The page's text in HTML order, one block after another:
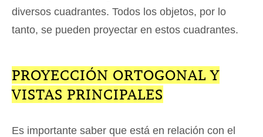
diversos cuadrantes. Todos los objetos, por lo
tanto, se pueden proyectar en estos cuadrantes.
PROYECCIÓN ORTOGONAL Y
VISTAS PRINCIPALES
Es importante saber que está en relación con el